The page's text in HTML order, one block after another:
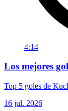
4:14
Los mejores
Top 5 goles de
16 jul. 2026